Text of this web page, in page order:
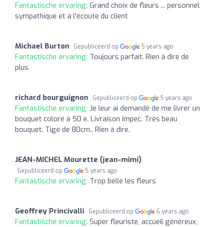
Fantastische ervaring: Grand choix de fleurs ... personnel
sympathique et à l'écoute du client
Michael Burton Gepubliceerd op 5 years ago
Fantastische ervaring: Toujours parfait. Rien à dire de
plus
richard bourguignon Gepubliceerd op 5 years ago
Fantastische ervaring: Je leur ai demandé de me livrer un
bouquet coloré à 50 e. Livraison impec. Très beau
bouquet. Tige de 80cm.. Rien à dire.
JEAN-MICHEL Mourette (jean-mimi)
Gepubliceerd op 5 years ago
Fantastische ervaring: Trop belle les fleurs
Geoffrey Princivalli Gepubliceerd op 6 years ago
Fantastische ervaring: Super fleuriste, accueil généreux,